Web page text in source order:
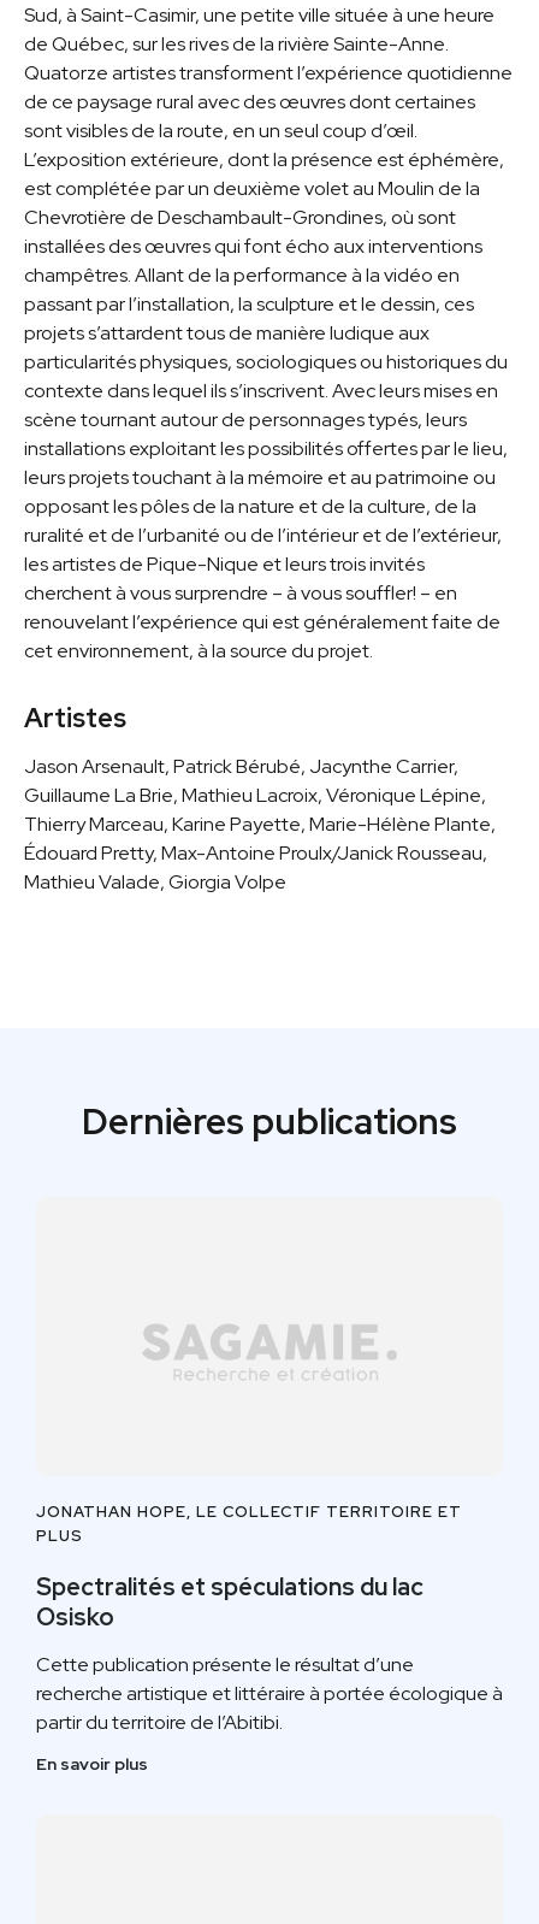
Sud, à Saint-Casimir, une petite ville située à une heure
de Québec, sur les rives de la rivière Sainte-Anne.
Quatorze artistes transforment l’expérience quotidienne
de ce paysage rural avec des œuvres dont certaines
sont visibles de la route, en un seul coup d’œil.
L’exposition extérieure, dont la présence est éphémère,
est complétée par un deuxième volet au Moulin de la
Chevrotière de Deschambault-Grondines, où sont
installées des œuvres qui font écho aux interventions
champêtres. Allant de la performance à la vidéo en
passant par l’installation, la sculpture et le dessin, ces
projets s’attardent tous de manière ludique aux
particularités physiques, sociologiques ou historiques du
contexte dans lequel ils s’inscrivent. Avec leurs mises en
scène tournant autour de personnages typés, leurs
installations exploitant les possibilités offertes par le lieu,
leurs projets touchant à la mémoire et au patrimoine ou
opposant les pôles de la nature et de la culture, de la
ruralité et de l’urbanité ou de l’intérieur et de l’extérieur,
les artistes de Pique-Nique et leurs trois invités
cherchent à vous surprendre – à vous souffler! – en
renouvelant l’expérience qui est généralement faite de
cet environnement, à la source du projet.
Artistes
Jason Arsenault, Patrick Bérubé, Jacynthe Carrier,
Guillaume La Brie, Mathieu Lacroix, Véronique Lépine,
Thierry Marceau, Karine Payette, Marie-Hélène Plante,
Édouard Pretty, Max-Antoine Proulx/Janick Rousseau,
Mathieu Valade, Giorgia Volpe
Dernières publications
JONATHAN HOPE, LE COLLECTIF TERRITOIRE ET
PLUS
Spectralités et spéculations du lac
Osisko
Cette publication présente le résultat d’une
recherche artistique et littéraire à portée écologique à
partir du territoire de l’Abitibi.
En savoir plus